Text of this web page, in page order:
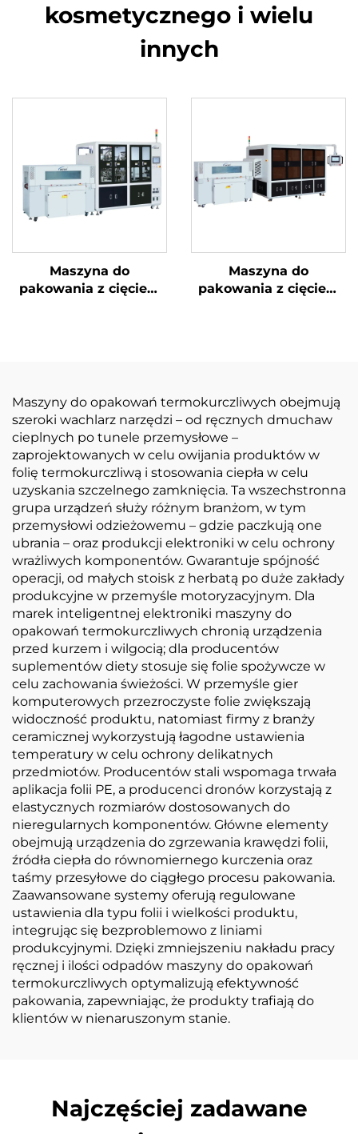
kosmetycznego i wielu
innych
Maszyna do
pakowania z cięciem
Maszyna do
pakowania z cięciem
Maszyny do opakowań termokurczliwych obejmują
szeroki wachlarz narzędzi – od ręcznych dmuchaw
cieplnych po tunele przemysłowe –
zaprojektowanych w celu owijania produktów w
folię termokurczliwą i stosowania ciepła w celu
uzyskania szczelnego zamknięcia. Ta wszechstronna
grupa urządzeń służy różnym branżom, w tym
przemysłowi odzieżowemu – gdzie paczkują one
ubrania – oraz produkcji elektroniki w celu ochrony
wrażliwych komponentów. Gwarantuje spójność
operacji, od małych stoisk z herbatą po duże zakłady
produkcyjne w przemyśle motoryzacyjnym. Dla
marek inteligentnej elektroniki maszyny do
opakowań termokurczliwych chronią urządzenia
przed kurzem i wilgocią; dla producentów
suplementów diety stosuje się folie spożywcze w
celu zachowania świeżości. W przemyśle gier
komputerowych przezroczyste folie zwiększają
widoczność produktu, natomiast firmy z branży
ceramicznej wykorzystują łagodne ustawienia
temperatury w celu ochrony delikatnych
przedmiotów. Producentów stali wspomaga trwała
aplikacja folii PE, a producenci dronów korzystają z
elastycznych rozmiarów dostosowanych do
nieregularnych komponentów. Główne elementy
obejmują urządzenia do zgrzewania krawędzi folii,
źródła ciepła do równomiernego kurczenia oraz
taśmy przesyłowe do ciągłego procesu pakowania.
Zaawansowane systemy oferują regulowane
ustawienia dla typu folii i wielkości produktu,
integrując się bezproblemowo z liniami
produkcyjnymi. Dzięki zmniejszeniu nakładu pracy
ręcznej i ilości odpadów maszyny do opakowań
termokurczliwych optymalizują efektywność
pakowania, zapewniając, że produkty trafiają do
klientów w nienaruszonym stanie.
Najczęściej zadawane